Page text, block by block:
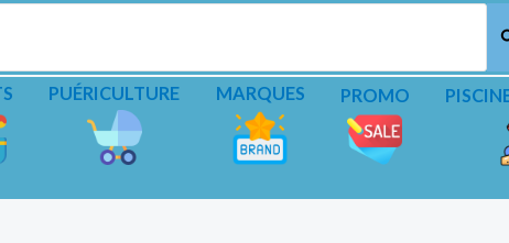
PUÉRICULTURE MARQUES PROMO